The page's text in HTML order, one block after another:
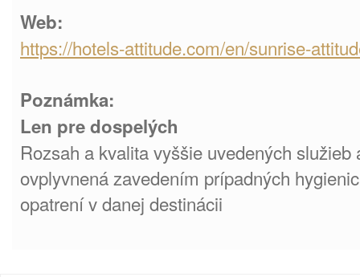
Web:
https://hotels-attitude.com/en/sunrise-
Poznámka:
Len pre dospelých
Rozsah a kvalita vyššie uvedených
ovplyvnená zavedením prípadných
opatrení v danej destinácii